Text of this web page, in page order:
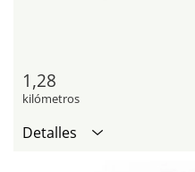
1,28
kilómetros
Detalles